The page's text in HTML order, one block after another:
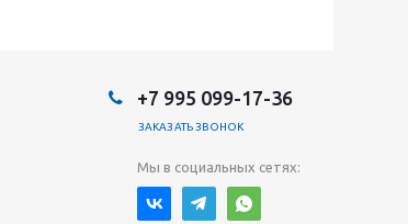
+7 995 099-17-36
ЗАКАЗАТЬ ЗВОНОК
Мы в социальных сетях: